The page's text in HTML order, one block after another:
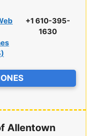
)
+1 610-395-
1630
Allentown